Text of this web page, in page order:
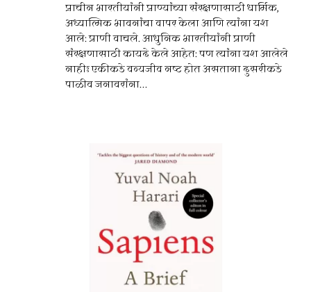
प्राचीन भारतीयांनी प्राण्यांच्या संरक्षणासाठी धार्मिक,
अध्यात्मिक भावनांचा वापर केला आणि त्यांना यश
आले: प्राणी वाचले. आधुनिक भारतीयांनी प्राणी
संरक्षणासाठी कायदे केले आहेत: पण त्यांना यश आलेले
नाहीः एकीकडे वन्यजीव नष्ट होत असताना दुसरीकडे
पाळीव जनावरांना...